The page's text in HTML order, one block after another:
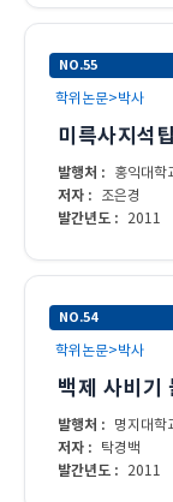
NO.55
학위논문>박사
미륵사지석
발행처 : 홍익대학
저자 : 조은경
발간년도 : 2011
NO.54
학위논문>박사
백제 사비기
발행처 : 명지대학
저자 : 탁경백
발간년도 : 2011